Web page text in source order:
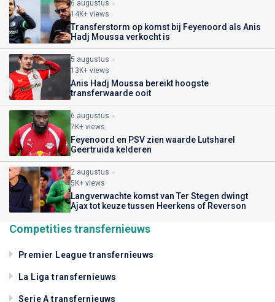
6 augustus
14K+ views
Transferstorm op komst bij Feyenoord als Anis
Hadj Moussa verkocht is
5 augustus
13K+ views
Anis Hadj Moussa bereikt hoogste
transferwaarde ooit
6 augustus
7K+ views
Feyenoord en PSV zien waarde Lutsharel
Geertruida kelderen
2 augustus
5K+ views
Langverwachte komst van Ter Stegen dwingt
Ajax tot keuze tussen Heerkens of Reverson
Competities transfernieuws
Premier League transfernieuws
La Liga transfernieuws
Serie A transfernieuws